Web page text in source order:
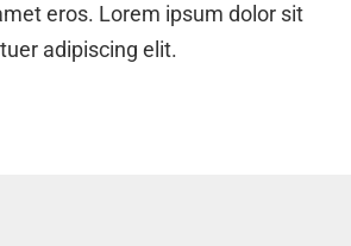
eros. Lorem ipsum dolor sit
adipiscing elit.